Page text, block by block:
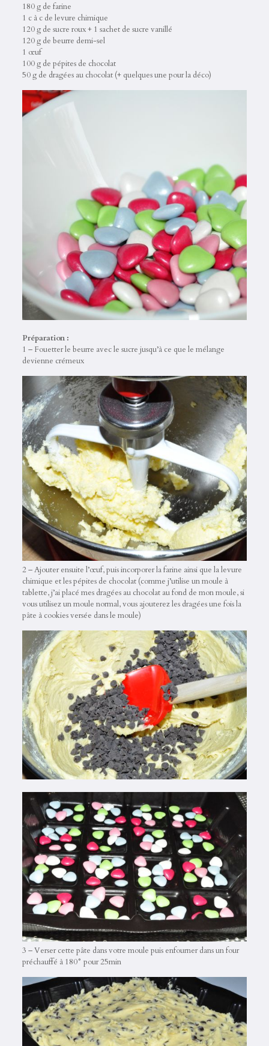
180 g de farine
1 c à c de levure chimique
120 g de sucre roux + 1 sachet de sucre vanillé
120 g de beurre demi-sel
1 œuf
100 g de pépites de chocolat
50 g de dragées au chocolat (+ quelques une pour la déco)
Préparation :
1 – Fouetter le beurre avec le sucre jusqu’à ce que le mélange
devienne crémeux
2 – Ajouter ensuite l’œuf, puis incorporer la farine ainsi que la levure
chimique et les pépites de chocolat (comme j’utilise un moule à
tablette, j’ai placé mes dragées au chocolat au fond de mon moule, si
vous utilisez un moule normal, vous ajouterez les dragées une fois la
pâte à cookies versée dans le moule)
3 – Verser cette pâte dans votre moule puis enfourner dans un four
préchauffé à 180° pour 25min